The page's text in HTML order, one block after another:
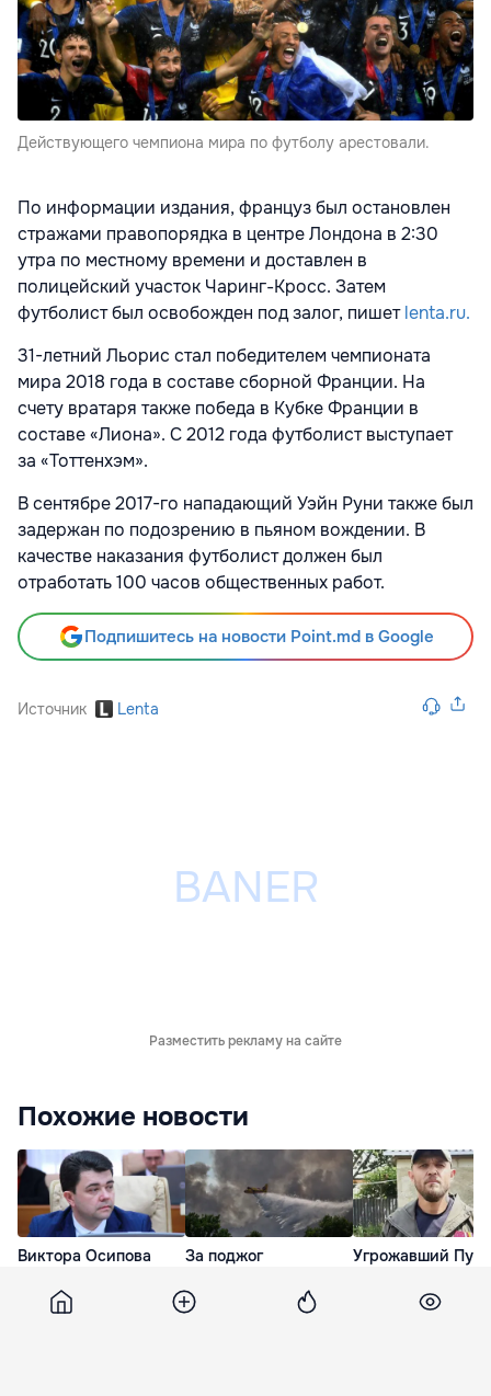
Действующего чемпиона мира по футболу арестовали.
По информации издания, француз был остановлен
стражами правопорядка в центре Лондона в 2:30
утра по местному времени и доставлен в
полицейский участок Чаринг-Кросс. Затем
футболист был освобожден под залог, пишетlenta.ru.
31-летний Льорис стал победителем чемпионата
мира 2018 года в составе сборной Франции. На
счету вратаря также победа в Кубке Франции в
составе «Лиона». С 2012 года футболист выступает
за «Тоттенхэм».
В сентябре 2017-го нападающий Уэйн Руни также был
задержан по подозрению в пьяном вождении. В
качестве наказания футболист должен был
отработать 100 часов общественных работ.
Подпишитесь на новости Point.md в Google
Источник Lenta
Разместить рекламу на сайте
Похожие новости
Виктора Осипова
предварительного
ареста
За поджог
Фонтенбло под
Парижем арестованы
Угрожавший
войны после 11
ареста объяснил